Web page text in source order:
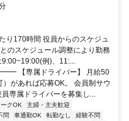
り170時間 役員からのスケジュ
のスケジュール調整により勤務
例)、11:...
専属ドライバー】 月給50
があれば応募OK。 会員制サウ
専属ドライバーを募集し...
クOK
主婦・主夫歓迎
問 車通勤OK 転勤なし
経験不問